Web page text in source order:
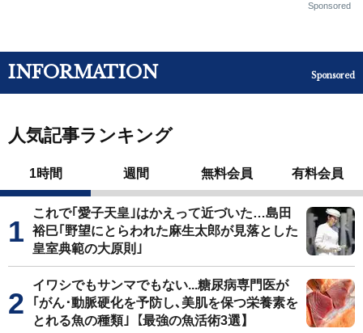
Sponsored
INFORMATION Sponsored
人気記事ランキング
1時間 週間 無料会員 有料会員
これで｢愛子天皇｣はかえって近づいた…島田
裕巳｢野望にとらわれた麻生太郎が見落とした
皇室典範の大原則｣
イワシでもサンマでもない...糖尿病専門医が
｢がん･動脈硬化を予防し､美肌を保つ栄養素を
とれる魚の種類｣【最強の魚活術3選】